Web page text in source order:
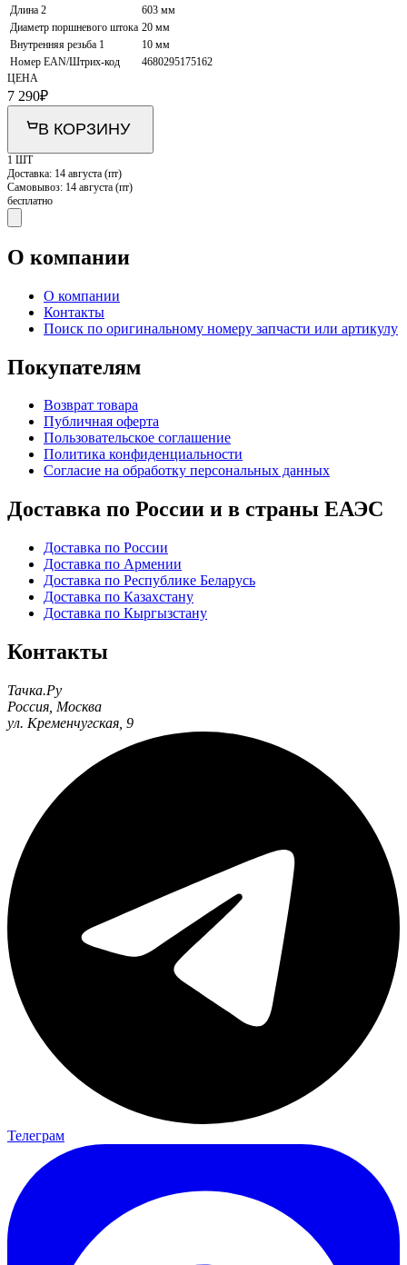
Длина 2
603 мм
Диаметр поршневого штока 20 мм
Внутренняя резьба 1
10 мм
Номер EAN/Штрих-код
4680295175162
ЦЕНА
7 290₽
В КОРЗИНУ
1 ШТ
Доставка: 14 августа (пт)
Самовывоз: 14 августа (пт)
бесплатно
О компании
О компании
Контакты
Поиск по оригинальному номеру запчасти или артикулу
Покупателям
Возврат товара
Публичная оферта
Пользовательское соглашение
Политика конфиденциальности
Согласие на обработку персональных данных
Доставка по России и в страны ЕАЭС
Доставка по России
Доставка по Армении
Доставка по Республике Беларусь
Доставка по Казахстану
Доставка по Кыргызстану
Контакты
Тачка.Ру
Россия Москва
ул. Кременчугская, 9
Телеграм